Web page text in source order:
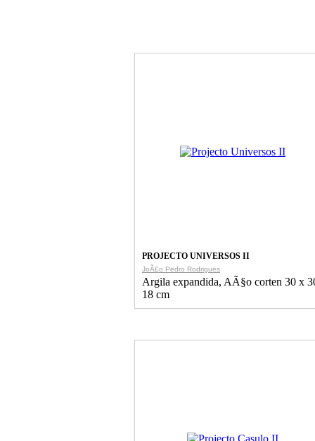
PROJECTO UNIVERSOS II
JoÃ£o Pedro Rodrigues
Argila expandida, AÃ§o corten 30 x
18 cm